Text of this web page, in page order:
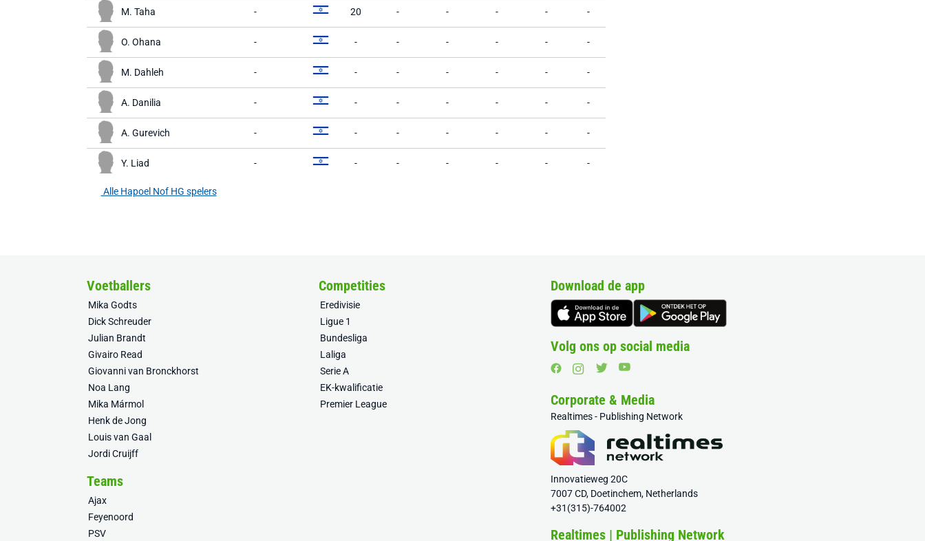
M. Taha - 20 - - - - -
O. Ohana - - - - - - -
M. Dahleh - - - - - - -
A. Danilia - - - - - - -
A. Gurevich - - - - - - -
Y. Liad - - - - - - -
Alle Hapoel Nof HG spelers
Voetballers
Mika Godts
Dick Schreuder
Julian Brandt
Givairo Read
Giovanni van Bronckhorst
Noa Lang
Mika Mármol
Henk de Jong
Louis van Gaal
Jordi Cruijff
Competities
Eredivisie
Ligue 1
Bundesliga
Laliga
Serie A
EK-kwalificatie
Premier League
Teams
Ajax
Feyenoord
PSV
Download de app
Volg ons op social media
Corporate & Media
Realtimes - Publishing Network
Innovatieweg 20C
7007 CD, Doetinchem, Netherlands
+31(315)-764002
Realtimes | Publishing Network